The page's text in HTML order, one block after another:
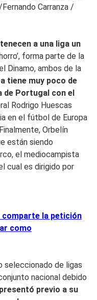
Carranza /
a una liga un
forma parte de la
Dinamo, ambos de la
tiene muy poco de
de Portugal con el
Rodrigo Huescas
en el fútbol de Europa
Orbelín
están siendo
el mediocampista
cual es dirigido por
comparte la petición
como
seleccionado de ligas
nacional debido
previo a su